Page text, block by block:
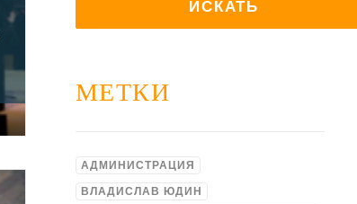
МЕТКИ
АДМИНИСТРАЦИЯ
ВЛАДИСЛАВ ЮДИН